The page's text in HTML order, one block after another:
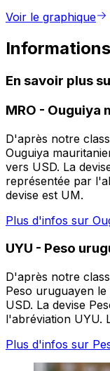
Voir le graphique
En savoir plus
MRO - Ouguiya
D'après notre
Ouguiya
vers USD. La
représentée par
devise est UM.
Plus d'infos sur
UYU - Peso
D'après notre
Peso uruguayen
USD. La devise
l'abréviation UYU.
Plus d'infos sur